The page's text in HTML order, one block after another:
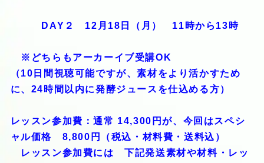
DAY２ 12月18日（月） 11時から13時
※どちらもアーカーイブ受講OK
（10日間視聴可能ですが、素材をより活かすため
に、24時間以内に発酵ジュースを仕込める方）
レッスン参加費：通常 14,300円が、今回はスペシ
ャル価格 8,800円（税込・材料費・送料込）
レッスン参加費には 下記発送素材や材料・レッ